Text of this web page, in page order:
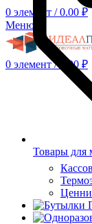
0 элемент / 0.00 ₽
Меню
0 элемент / 0.00 ₽
Товары для